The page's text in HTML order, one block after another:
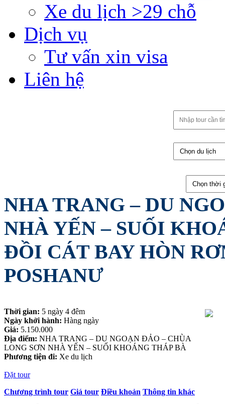
Xe du lịch >29 chỗ
Dịch vụ
Tư vấn xin visa
Liên hệ
NHA TRANG – DU
NHÀ YẾN – SUỐI
ĐỒI CÁT BAY HÒN
POSHANƯ
Thời gian: 5 ngày 4 đêm
Ngày khởi hành: Hàng ngày
Giá: 5.150.000
Địa điểm: NHA TRANG – DU NGOẠN ĐẢO – CHÙA
LONG SƠN NHÀ YẾN – SUỐI KHOÁNG THÁP BÀ
Phương tiện đi: Xe du lịch
Đặt tour
Chương trình tour Giá tour Điều khoản Thông tin khác